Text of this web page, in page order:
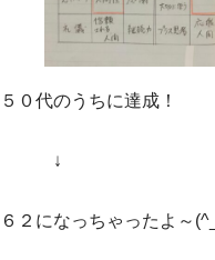
５０代のうちに達成！
↓
６２になっちゃったよ～